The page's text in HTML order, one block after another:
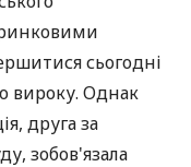
ринковими
сьогодні
вироку. Однак
друга за
зобов'язала